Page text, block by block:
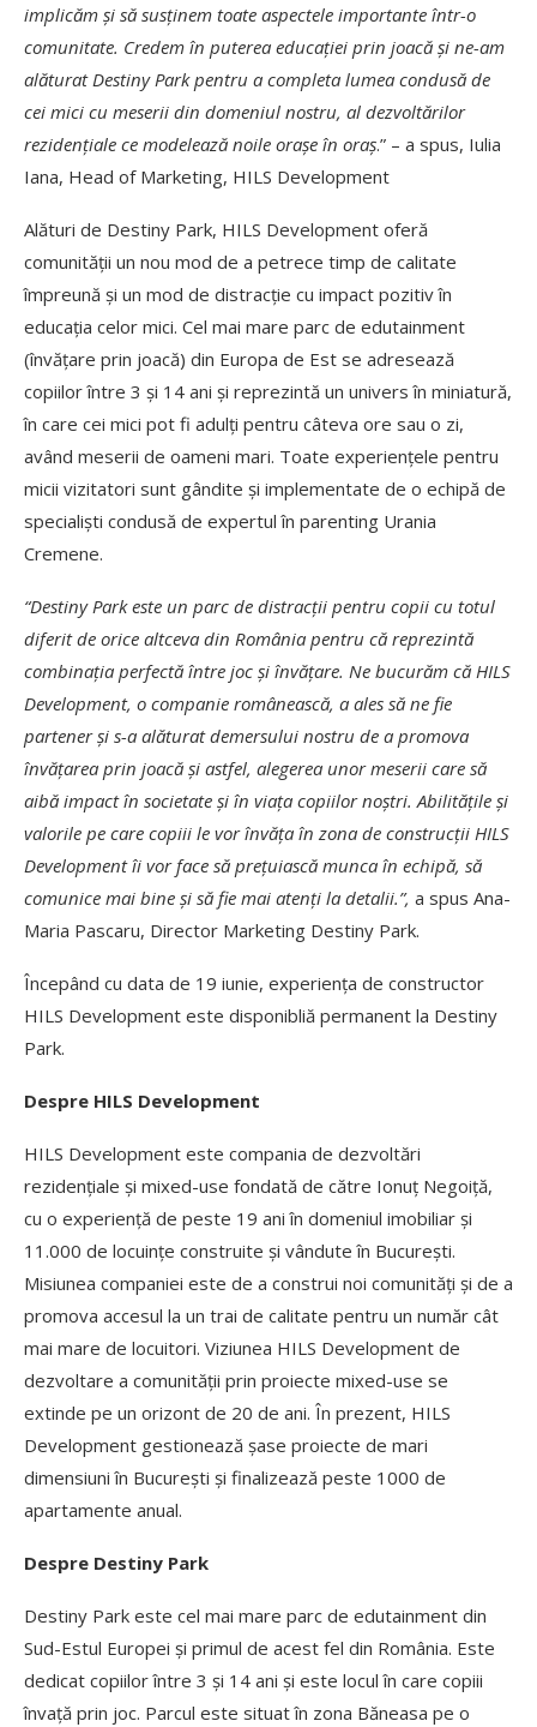
implicăm și să susținem toate aspectele importante într-o
comunitate. Credem în puterea educației prin joacă și ne-am
alăturat Destiny Park pentru a completa lumea condusă de
cei mici cu meserii din domeniul nostru, al dezvoltărilor
rezidențiale ce modelează noile orașe în oraș.” – a spus, Iulia
Iana, Head of Marketing, HILS Development
Alături de Destiny Park, HILS Development oferă
comunității un nou mod de a petrece timp de calitate
împreună și un mod de distracție cu impact pozitiv în
educația celor mici. Cel mai mare parc de edutainment
(învățare prin joacă) din Europa de Est se adresează
copiilor între 3 și 14 ani și reprezintă un univers în miniatură,
în care cei mici pot fi adulți pentru câteva ore sau o zi,
având meserii de oameni mari. Toate experiențele pentru
micii vizitatori sunt gândite și implementate de o echipă de
specialiști condusă de expertul în parenting Urania
Cremene.
“Destiny Park este un parc de distracții pentru copii cu totul
diferit de orice altceva din România pentru că reprezintă
combinația perfectă între joc și învățare. Ne bucurăm că HILS
Development, o companie românească, a ales să ne fie
partener și s-a alăturat demersului nostru de a promova
învățarea prin joacă și astfel, alegerea unor meserii care să
aibă impact în societate și în viața copiilor noștri. Abilitățile și
valorile pe care copiii le vor învăța în zona de construcții HILS
Development îi vor face să prețuiască munca în echipă, să
comunice mai bine și să fie mai atenți la detalii.”, a spus Ana-
Maria Pascaru, Director Marketing Destiny Park.
Începând cu data de 19 iunie, experiența de constructor
HILS Development este disponibliă permanent la Destiny
Park.
Despre HILS Development
HILS Development este compania de dezvoltări
rezidențiale și mixed-use fondată de către Ionuț Negoiță,
cu o experiență de peste 19 ani în domeniul imobiliar și
11.000 de locuințe construite și vândute în București.
Misiunea companiei este de a construi noi comunități și de a
promova accesul la un trai de calitate pentru un număr cât
mai mare de locuitori. Viziunea HILS Development de
dezvoltare a comunității prin proiecte mixed-use se
extinde pe un orizont de 20 de ani. În prezent, HILS
Development gestionează șase proiecte de mari
dimensiuni în București și finalizează peste 1000 de
apartamente anual.
Despre Destiny Park
Destiny Park este cel mai mare parc de edutainment din
Sud-Estul Europei și primul de acest fel din România. Este
dedicat copiilor între 3 și 14 ani și este locul în care copiii
învață prin joc. Parcul este situat în zona Băneasa pe o